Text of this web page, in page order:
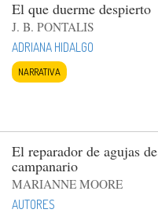
El que duerme despierto
J. B. PONTALIS
ADRIANA HIDALGO
NARRATIVA
El reparador de agujas de
campanario
MARIANNE MOORE
AUTORES